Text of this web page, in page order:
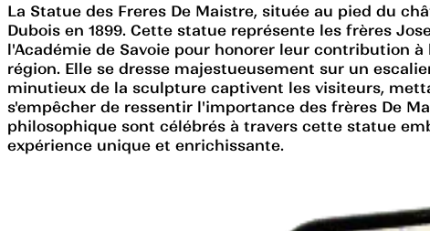
La Statue des Freres De Maistre, située au pied du
Dubois en 1899. Cette statue représente les frères
l'Académie de Savoie pour honorer leur contribution
région. Elle se dresse majestueusement sur un
minutieux de la sculpture captivent les visiteurs,
s'empêcher de ressentir l'importance des frères De
philosophique sont célébrés à travers cette statue
expérience unique et enrichissante.